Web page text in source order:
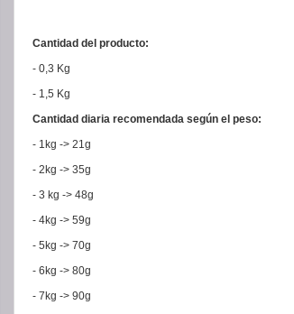
Cantidad del producto:
- 0,3 Kg
- 1,5 Kg
Cantidad diaria recomendada según el peso:
- 1kg -> 21g
- 2kg -> 35g
- 3 kg -> 48g
- 4kg -> 59g
- 5kg -> 70g
- 6kg -> 80g
- 7kg -> 90g